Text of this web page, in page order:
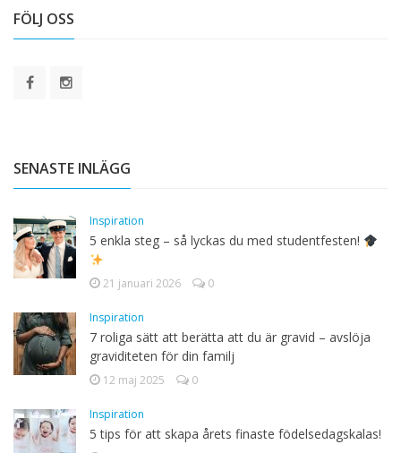
FÖLJ OSS
SENASTE INLÄGG
Inspiration
5 enkla steg – så lyckas du med studentfesten!
21 januari 2026 0
Inspiration
7 roliga sätt att berätta att du är gravid – avslöja
graviditeten för din familj
12 maj 2025 0
Inspiration
5 tips för att skapa årets finaste födelsedagskalas!